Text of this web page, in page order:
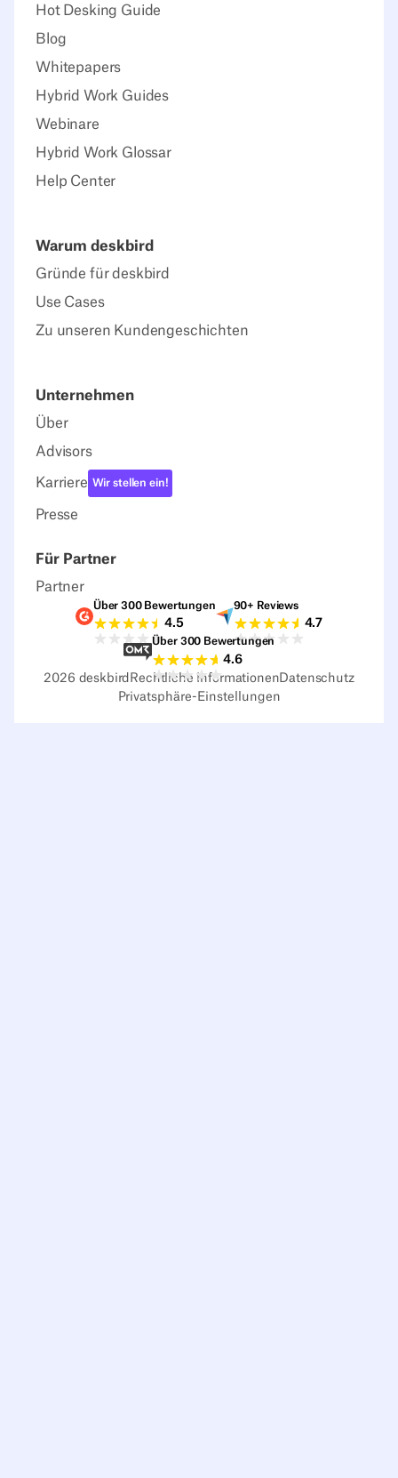
Hot Desking Guide
Blog
Whitepapers
Hybrid Work Guides
Webinare
Hybrid Work Glossar
Help Center
Warum deskbird
Gründe für deskbird
Use Cases
Zu unseren Kundengeschichten
Unternehmen
Über
Advisors
Karriere Wir stellen ein!
Presse
Für Partner
Partner
G2-Bewertungen
Über 300 Bewertungen
4.5
Capterra-
90+ Reviews
4.7
Sourceforge-Bewertungen
Über 300 Bewertungen
4.6
2026 deskbird Rechtliche Informationen Datenschutz
Privatsphäre-Einstellungen